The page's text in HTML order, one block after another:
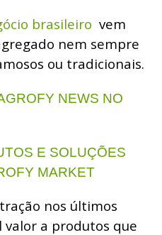
brasileiro vem
nem sempre
ou tradicionais.
NEWS NO
E SOLUÇÕES
MARKET
nos últimos
a produtos que